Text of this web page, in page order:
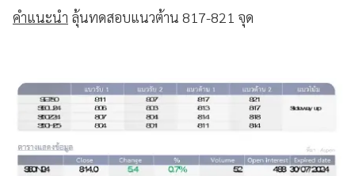
คำแนะนำ ลุ้นทดสอบแนวต้าน 817-821 จุด